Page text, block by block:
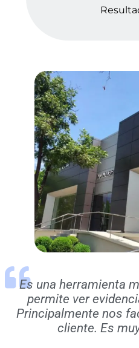
Es una herramienta
permite ver
Principalmente nos
cliente. Es